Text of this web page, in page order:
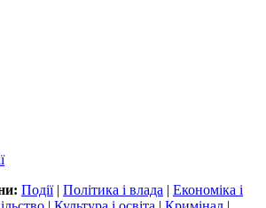
Події| Політика і влада | Економіка і